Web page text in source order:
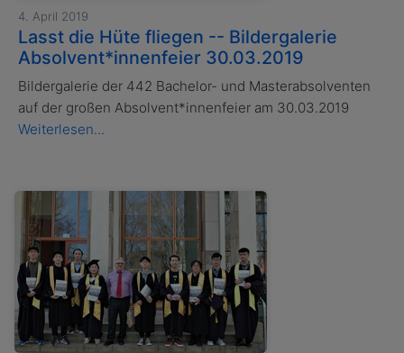
4. April 2019
Lasst die Hüte fliegen -- Bildergalerie
Absolvent*innenfeier 30.03.2019
Bildergalerie der 442 Bachelor- und Masterabsolventen
auf der großen Absolvent*innenfeier am 30.03.2019
Weiterlesen...